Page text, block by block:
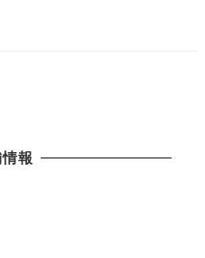
報